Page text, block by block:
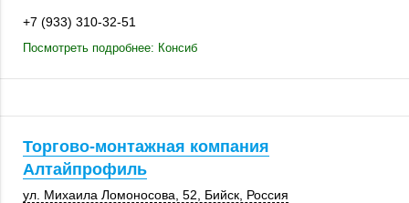
+7 (933) 310-32-51
Посмотреть подробнее: Консиб
Торгово-монтажная компания
Алтайпрофиль
ул. Михаила Ломоносова, 52, Бийск Россия